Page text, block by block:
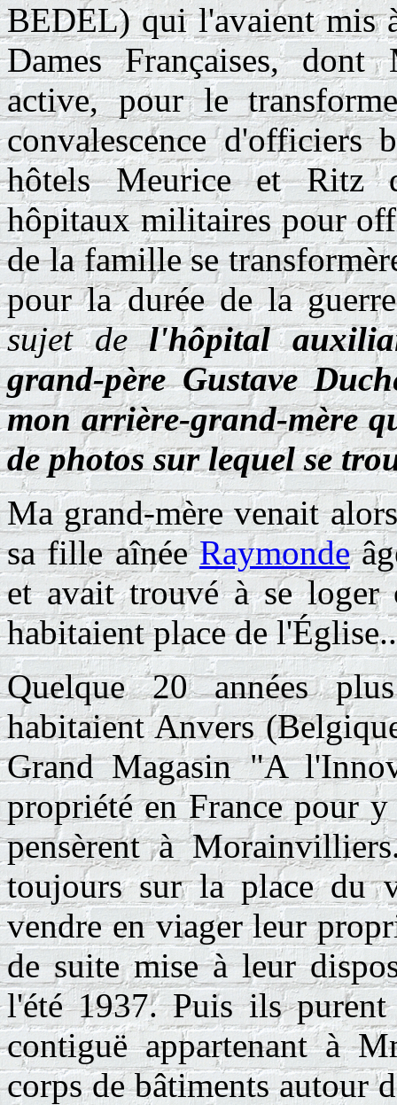
BEDEL) qui l'avaient mis
Dames Françaises,
active, pour le
convalescence d'officiers
hôtels Meurice et Ritz
hôpitaux militaires pour
de la famille se
pour la durée de la
sujet del'hôpital
grand-père Gustave
mon arrière-grand-mère
de photos sur lequel se
Ma grand-mère venait
sa fille aînéeRaymonde
et avait trouvé à se
habitaient place de
Quelque 20 années
habitaient Anvers
Grand Magasin "A
propriété en France pour
pensèrent à
toujours sur la place du
vendre en viager leur
de suite mise à leur
l'été 1937. Puis ils
contiguë appartenant à
corps de bâtiments autour